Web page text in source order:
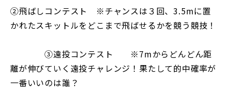
②飛ばしコンテスト ※チャンスは３回、3.5mに置
かれたスキットルをどこまで飛ばせるかを競う競技！
③遠投コンテスト ※7mからどんどん距
離が伸びていく遠投チャレンジ！果たして的中確率が
一番いいのは誰？